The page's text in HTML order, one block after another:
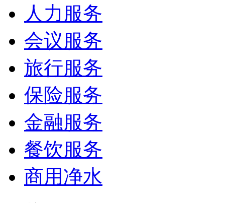
人力服务
会议服务
旅行服务
保险服务
金融服务
餐饮服务
商用净水